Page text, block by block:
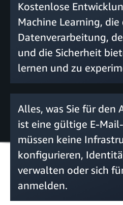
Kostenlose
Machine Learning, die
Datenverarbeitung,
und die Sicherheit
lernen und zu
Alles, was Sie für den
ist eine gültige E-
müssen keine
konfigurieren,
verwalten oder sich
anmelden.